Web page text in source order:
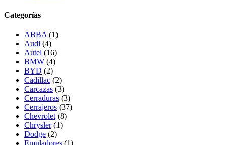
Categorías
ABBA (1)
Audi (4)
Autel (16)
BMW (4)
BYD (2)
Cadillac (2)
Carcazas (3)
Cerraduras (3)
Cerrajeros (37)
Chevrolet (8)
Chrysler (1)
Dodge (2)
Emuladores (1)